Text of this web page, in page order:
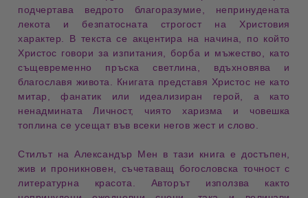
подчертава ведрото благоразумие
непринудената
лекота и безпатосната строгост на Христовия
характер. В текста се акцентира на начина, по който
Христос говори за изпитания, борба и мъжество
, като
същевременно пръскасветлина
, вдъхновява и
благославя живота
. Книгата представя Христос не като
митар, фанатик или идеализиран герой , а като
ненадмината Личност, чиято харизма и човешка
топлина се усещат във всеки негов жест и слово.
Стилът наАлександър Мен в тази книга е достъпен,
жив и проникновен , съчетаващ богословска точност с
литературна красота
. Авторът използва както